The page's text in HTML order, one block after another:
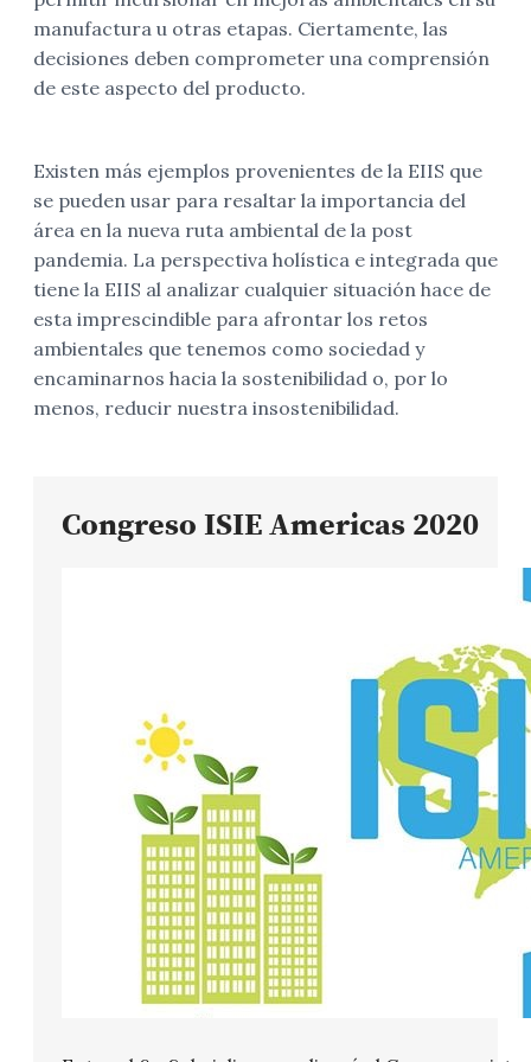
manufactura u otras etapas. Ciertamente, las
decisiones deben comprometer una comprensión
de este aspecto del producto.
Existen más ejemplos provenientes de la EIIS que
se pueden usar para resaltar la importancia del
área en la nueva ruta ambiental de la post
pandemia. La perspectiva holística e integrada que
tiene la EIIS al analizar cualquier situación hace de
esta imprescindible para afrontar los retos
ambientales que tenemos como sociedad y
encaminarnos hacia la sostenibilidad o, por lo
menos, reducir nuestra insostenibilidad.
Congreso ISIE Americas 2020